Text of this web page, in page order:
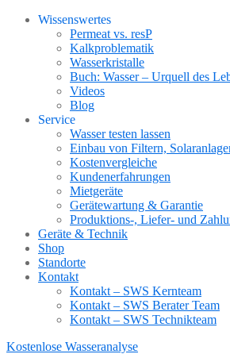
Wissenswertes
Permeat vs. resP
Kalkproblematik
Wasserkristalle
Buch: Wasser – Urquell des
Videos
Blog
Service
Wasser testen lassen
Einbau von Filtern,
Kostenvergleiche
Kundenerfahrungen
Mietgeräte
Gerätewartung & Garantie
Produktions-, Liefer- und
Geräte & Technik
Shop
Standorte
Kontakt
Kontakt – SWS Kernteam
Kontakt – SWS Berater Team
Kontakt – SWS Technikteam
Kostenlose Wasseranalyse